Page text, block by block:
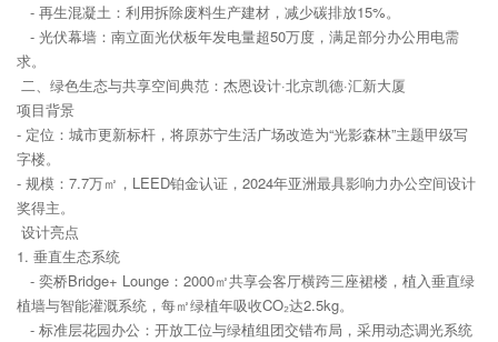
- 再生混凝土：利用拆除废料生产建材，减少碳排放15%。
- 光伏幕墙：南立面光伏板年发电量超50万度，满足部分办公用电需
求。
二、绿色生态与共享空间典范：杰恩设计·北京凯德·汇新大厦
项目背景
- 定位：城市更新标杆，将原苏宁生活广场改造为“光影森林”主题甲级写
字楼。
- 规模：7.7万㎡，LEED铂金认证，2024年亚洲最具影响力办公空间设计
奖得主。
设计亮点
1. 垂直生态系统
- 奕桥Bridge+ Lounge：2000㎡共享会客厅横跨三座裙楼，植入垂直绿
植墙与智能灌溉系统，每㎡绿植年吸收CO₂达2.5kg。
- 标准层花园办公：开放工位与绿植组团交错布局，采用动态调光系统